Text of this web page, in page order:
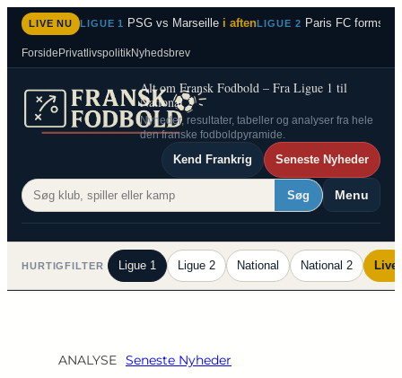
Spring
indhold
LIVE NU LIGUE 1 PSG vs Marseille i aftenLIGUE 2 Paris FC
Forside PrivatlivspolitikNyhedsbrev
Alt om Fransk Fodbold – Fra Ligue 1 til
National 2
Nyheder, resultater, tabeller og analyser fra hele
den franske fodboldpyramide.
Kend Frankrig Seneste Nyheder
Søg Menu
HURTIGFILTER Ligue 1 Ligue 2 National National 2 Live
ANALYSE Seneste Nyheder